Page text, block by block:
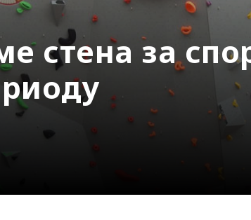
стена за